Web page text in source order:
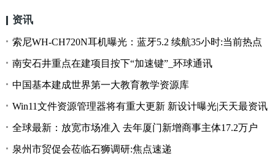
资讯
索尼WH-CH720N耳机曝光：蓝牙5.2 续航35小时:当前热点
南安石井重点在建项目按下“加速键”_环球通讯
中国基本建成世界第一大教育教学资源库
Win11文件资源管理器将有重大更新 新设计曝光|天天最资讯
全球最新：放宽市场准入 去年厦门新增商事主体17.2万户
泉州市贸促会莅临石狮调研:焦点速递